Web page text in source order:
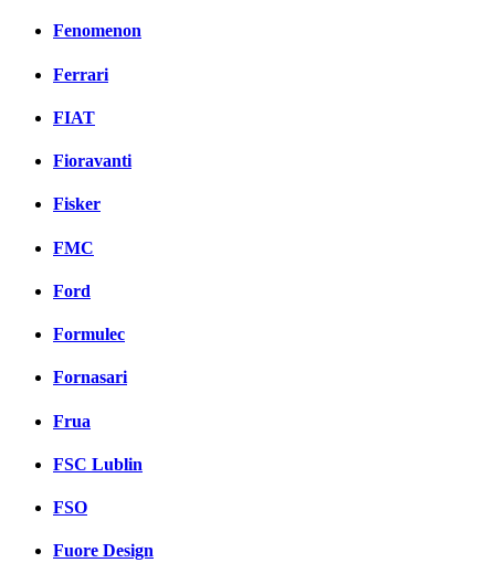
Fenomenon
Ferrari
FIAT
Fioravanti
Fisker
FMC
Ford
Formulec
Fornasari
Frua
FSC Lublin
FSO
Fuore Design